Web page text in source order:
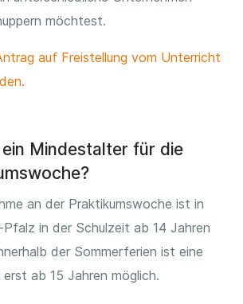
möchtest.
auf Freistellung vom Unterricht
Mindestalter für die
an der Praktikumswoche ist in
Pfalz in der Schulzeit ab 14 Jahren
der Sommerferien ist eine
erst ab 15 Jahren möglich.